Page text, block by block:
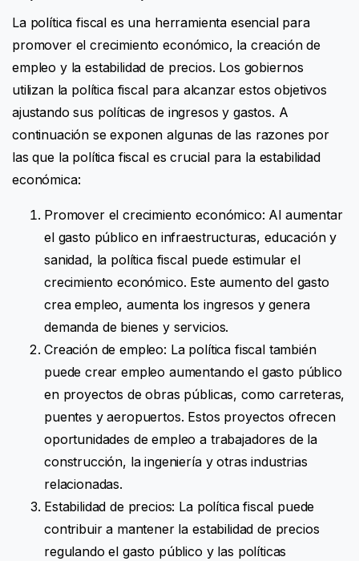
La política fiscal es una herramienta esencial para
promover el crecimiento económico, la creación de
empleo y la estabilidad de precios. Los gobiernos
utilizan la política fiscal para alcanzar estos objetivos
ajustando sus políticas de ingresos y gastos. A
continuación se exponen algunas de las razones por
las que la política fiscal es crucial para la estabilidad
económica:
Promover el crecimiento económico: Al aumentar
el gasto público en infraestructuras, educación y
sanidad, la política fiscal puede estimular el
crecimiento económico. Este aumento del gasto
crea empleo, aumenta los ingresos y genera
demanda de bienes y servicios.
Creación de empleo: La política fiscal también
puede crear empleo aumentando el gasto público
en proyectos de obras públicas, como carreteras,
puentes y aeropuertos. Estos proyectos ofrecen
oportunidades de empleo a trabajadores de la
construcción, la ingeniería y otras industrias
relacionadas.
Estabilidad de precios: La política fiscal puede
contribuir a mantener la estabilidad de precios
regulando el gasto público y las políticas